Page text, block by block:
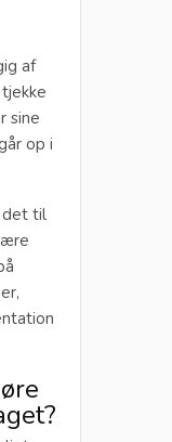
af
sine
op i
det til